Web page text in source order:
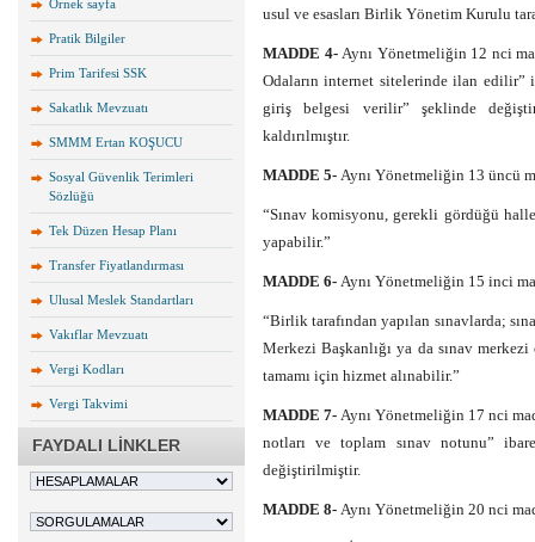
Örnek sayfa
Pratik Bilgiler
Prim Tarifesi SSK
Sakatlık Mevzuatı
SMMM Ertan KOŞUCU
Sosyal Güvenlik Terimleri
Sözlüğü
Tek Düzen Hesap Planı
Transfer Fiyatlandırması
Ulusal Meslek Standartları
Vakıflar Mevzuatı
Vergi Kodları
Vergi Takvimi
FAYDALI LİNKLER
usul ve esasları Birlik Yönetim Kurulu
MADDE 4-Aynı Yönetmeliğin 12 nci
Odaların internet sitelerinde ilan edilir”
giriş belgesi verilir” şeklinde
kaldırılmıştır.
MADDE 5- Aynı Yönetmeliğin 13 üncü
“Sınav komisyonu, gerekli gördüğü
yapabilir.”
MADDE 6- Aynı Yönetmeliğin 15 inci
“Birlik tarafından yapılan sınavlarda;
Merkezi Başkanlığı ya da sınav
tamamı için hizmet alınabilir.”
MADDE 7-Aynı Yönetmeliğin 17 nci
notları ve toplam sınav notunu”
değiştirilmiştir.
MADDE 8- Aynı Yönetmeliğin 20 nci